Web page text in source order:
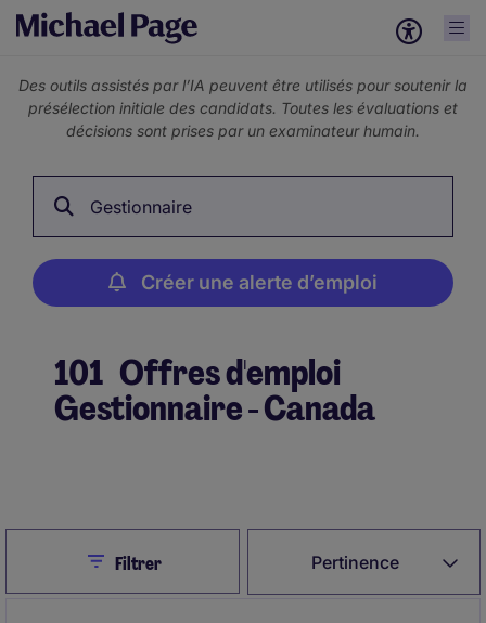
Des outils assistés par l’IA peuvent être utilisés pour soutenir la
présélection initiale des candidats. Toutes les évaluations et
décisions sont prises par un examinateur humain.
Gestionnaire
Créer une alerte d’emploi
101 Offres d'emploi
Gestionnaire - Canada
Pertinence
CloseFiltrer